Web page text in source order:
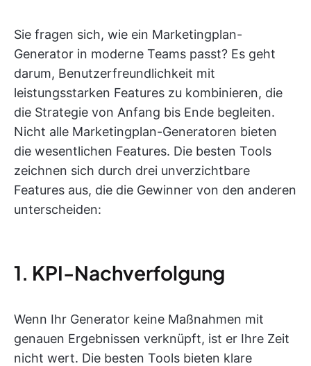
Sie fragen sich, wie ein Marketingplan-
Generator in moderne Teams passt? Es geht
darum, Benutzerfreundlichkeit mit
leistungsstarken Features zu kombinieren, die
die Strategie von Anfang bis Ende begleiten.
Nicht alle Marketingplan-Generatoren bieten
die wesentlichen Features. Die besten Tools
zeichnen sich durch drei unverzichtbare
Features aus, die die Gewinner von den anderen
unterscheiden:
1. KPI-Nachverfolgung
Wenn Ihr Generator keine Maßnahmen mit
genauen Ergebnissen verknüpft, ist er Ihre Zeit
nicht wert. Die besten Tools bieten klare